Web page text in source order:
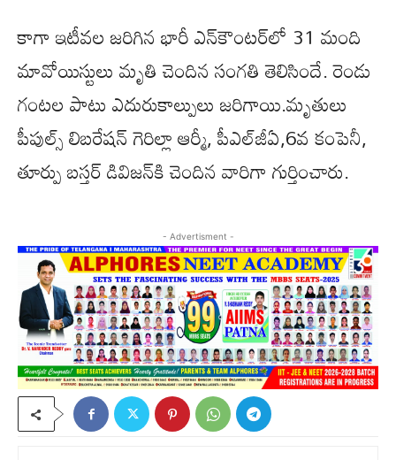
కాగా ఇటీవల జరిగిన భారీ ఎన్‌కౌంటర్‌లో 31 మంది
మావోయిస్టులు మృతి చెందిన సంగతి తెలిసిందే. రెండు
గంటల పాటు ఎదురుకాల్పులు జరిగాయి.మృతులు
పీపుల్స్‌ లిబరేషన్‌ గెరిల్లా ఆర్మీ, పీఎల్‌జీఏ,6వ కంపెనీ,
తూర్పు బస్తర్‌ డివిజన్‌కి చెందిన వారిగా గుర్తించారు.
- Advertisment -